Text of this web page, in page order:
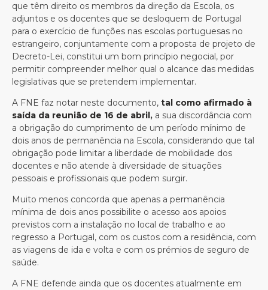
que têm direito os membros da direção da Escola, os
adjuntos e os docentes que se desloquem de Portugal
para o exercício de funções nas escolas portuguesas no
estrangeiro, conjuntamente com a proposta de projeto de
Decreto-Lei, constitui um bom princípio negocial, por
permitir compreender melhor qual o alcance das medidas
legislativas que se pretendem implementar.
A FNE faz notar neste documento, tal como afirmado à
saída da reunião de 16 de abril , a sua discordância com
a obrigação do cumprimento de um período mínimo de
dois anos de permanência na Escola, considerando que tal
obrigação pode limitar a liberdade de mobilidade dos
docentes e não atende à diversidade de situações
pessoais e profissionais que podem surgir.
Muito menos concorda que apenas a permanência
mínima de dois anos possibilite o acesso aos apoios
previstos com a instalação no local de trabalho e ao
regresso a Portugal, com os custos com a residência, com
as viagens de ida e volta e com os prémios de seguro de
saúde.
A FNE defende ainda que os docentes atualmente em